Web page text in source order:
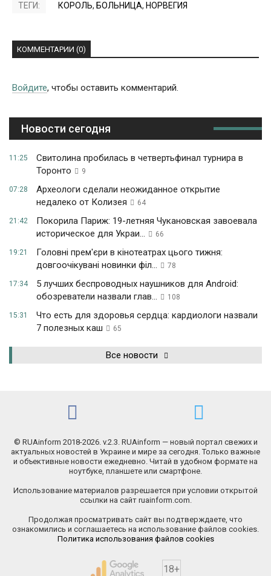
ТЕГИ: КОРОЛЬ, БОЛЬНИЦА, НОРВЕГИЯ
КОММЕНТАРИИ (0)
Войдите, чтобы оставить комментарий.
Новости сегодня
11:25
Свитолина пробилась в четвертьфинал турнира в
Торонто
9
07:28
Археологи сделали неожиданное открытие
недалеко от Колизея
64
21:42
Покорила Париж: 19-летняя Чукановская завоевала
историческое для Украи...
66
19:21
Головні прем'єри в кінотеатрах цього тижня:
довгоочікувані новинки філ...
78
17:34
5 лучших беспроводных наушников для Android:
обозреватели назвали глав...
108
15:31
Что есть для здоровья сердца: кардиологи назвали
7 полезных каш
65
Все новости
© RUAinform 2018-2026. v.2.3. RUAinform — новый портал свежих и
актуальных новостей в Украине и мире за сегодня. Только важные
и объективные новости ежедневно. Читай в удобном формате на
ноутбуке, планшете или смартфоне.
Использование материалов разрешается при условии открытой
ссылки на сайт ruainform.com.
Продолжая просматривать сайт вы подтверждаете, что
ознакомились и соглашаетесь на использование файлов cookies.
Политика использования файлов cookies
18+